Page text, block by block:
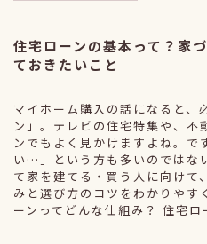
住宅ローンの基本って？家
ておきたいこと
マイホーム購入の話になると、
ン」。テレビの住宅特集や、不
ンでもよく見かけますよね。で
い…」という方も多いのではな
て家を建てる・買う人に向けて
みと選び方のコツをわかりやす
ーンってどんな仕組み？ 住宅